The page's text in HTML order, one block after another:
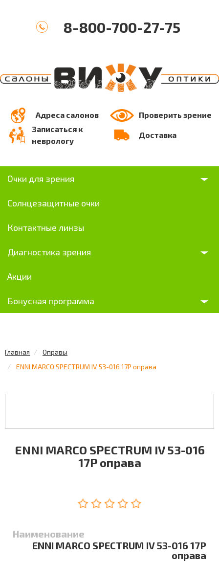
8-800-700-27-75
Адреса салонов
Проверить зрение
Записаться к
неврологу
Доставка
Очки для зрения
Солнцезащитные очки
Контактные линзы
Диагностика зрения
Акции
Бонусная программа
Главная
Оправы
ENNI MARCO SPECTRUM IV 53-016 17P оправа
ENNI MARCO SPECTRUM IV 53-016
17P оправа
Наименование
ENNI MARCO SPECTRUM IV 53-016 17P
оправа